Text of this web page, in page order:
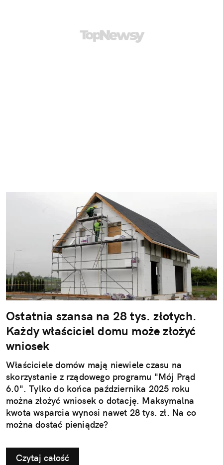
Ostatnia szansa na 28 tys. złotych.
Każdy właściciel domu może złożyć
wniosek
Właściciele domów mają niewiele czasu na
skorzystanie z rządowego programu "Mój Prąd
6.0". Tylko do końca października 2025 roku
można złożyć wniosek o dotację. Maksymalna
kwota wsparcia wynosi nawet 28 tys. zł. Na co
można dostać pieniądze?
Czytaj całość